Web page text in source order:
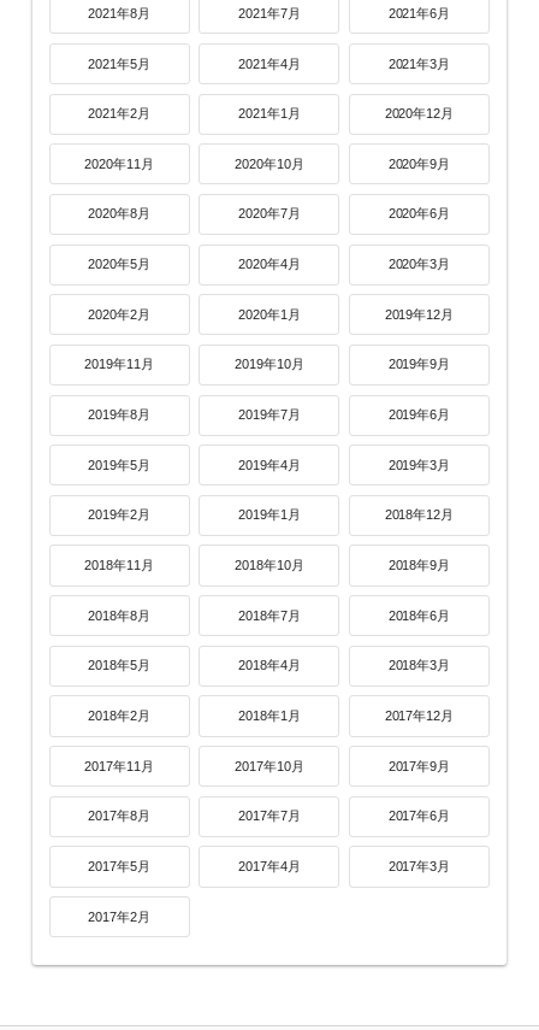
2021年8月 2021年7月 2021年6月
2021年5月 2021年4月 2021年3月
2021年2月 2021年1月 2020年12月
2020年11月 2020年10月 2020年9月
2020年8月 2020年7月 2020年6月
2020年5月 2020年4月 2020年3月
2020年2月 2020年1月 2019年12月
2019年11月 2019年10月 2019年9月
2019年8月 2019年7月 2019年6月
2019年5月 2019年4月 2019年3月
2019年2月 2019年1月 2018年12月
2018年11月 2018年10月 2018年9月
2018年8月 2018年7月 2018年6月
2018年5月 2018年4月 2018年3月
2018年2月 2018年1月 2017年12月
2017年11月 2017年10月 2017年9月
2017年8月 2017年7月 2017年6月
2017年5月 2017年4月 2017年3月
2017年2月